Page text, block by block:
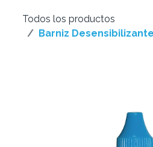
Todos los productos
Barniz